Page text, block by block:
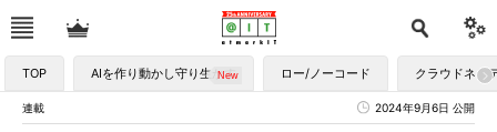
TOP AIを作り動かし守り生かす ロー/ノーコード クラウドネイ
連載 2024年9月6日 公開